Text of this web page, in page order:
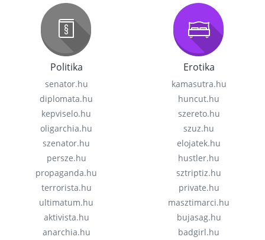
Politika
senator.hu
diplomata.hu
kepviselo.hu
oligarchia.hu
szenator.hu
persze.hu
propaganda.hu
terrorista.hu
ultimatum.hu
aktivista.hu
anarchia.hu
Erotika
kamasutra.hu
huncut.hu
szereto.hu
szuz.hu
elojatek.hu
hustler.hu
sztriptiz.hu
private.hu
masztimarci.hu
bujasag.hu
badgirl.hu